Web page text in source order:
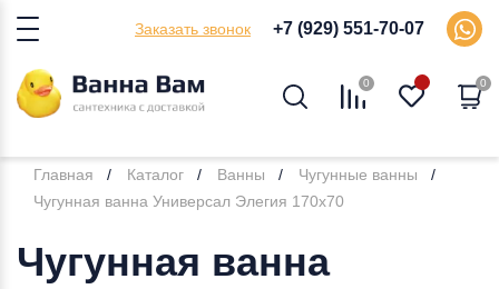
Заказать звонок +7 (929) 551-70-07
0 0
Главная Каталог Ванны
Чугунные ванны
Чугунная ванна Универсал Элегия 170x70
Чугунная ванна